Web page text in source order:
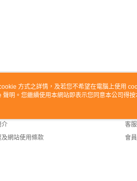
們
介
及網站使用條款
客
客
會
方式之詳情，及若您不希望在電腦上使用
聲明。您繼續使用本網站即表示您同意本公司得